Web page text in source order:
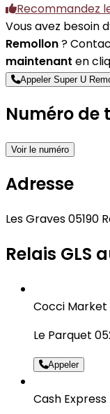
Recommandez
Vous avez besoin
Remollon?
maintenant en
Appeler Super U
Numéro de
Voir le numéro
Adresse
Les Graves 05190
Relais GLS
Cocci Market
Le Parquet
Appeler
Cash Express